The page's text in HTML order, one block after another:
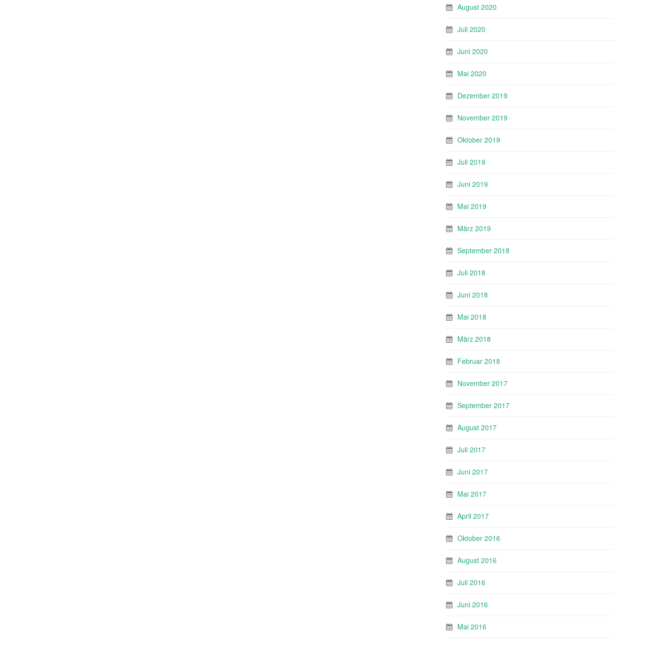
August 2020
Juli 2020
Juni 2020
Mai 2020
Dezember 2019
November 2019
Oktober 2019
Juli 2019
Juni 2019
Mai 2019
März 2019
September 2018
Juli 2018
Juni 2018
Mai 2018
März 2018
Februar 2018
November 2017
September 2017
August 2017
Juli 2017
Juni 2017
Mai 2017
April 2017
Oktober 2016
August 2016
Juli 2016
Juni 2016
Mai 2016